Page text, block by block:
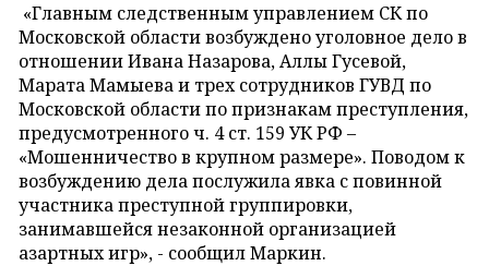
«Главным следственным управлением СК по
Московской области возбуждено уголовное дело в
отношении Ивана Назарова, Аллы Гусевой,
Марата Мамыева и трех сотрудников ГУВД по
Московской области по признакам преступления,
предусмотренного ч. 4 ст. 159 УК РФ –
«Мошенничество в крупном размере». Поводом к
возбуждению дела послужила явка с повинной
участника преступной группировки,
занимавшейся незаконной организацией
азартных игр», - сообщил Маркин.